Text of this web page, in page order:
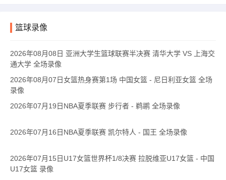
篮球录像
2026年08月08日 亚洲大学生篮球联赛半决赛 清华大学 VS 上海交
通大学 全场录像
2026年08月07日女篮热身赛第1场 中国女篮 - 尼日利亚女篮 全场
录像
2026年07月19日NBA夏季联赛 步行者 - 鹈鹕 全场录像
2026年07月16日NBA夏季联赛 凯尔特人 - 国王 全场录像
2026年07月15日U17女篮世界杯1/8决赛 拉脱维亚U17女篮 - 中国
U17女篮 录像